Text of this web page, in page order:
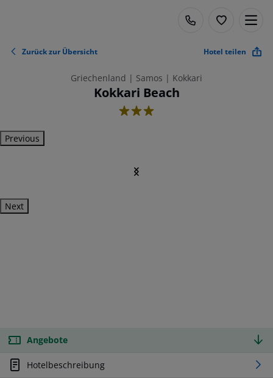
Zurück zur Übersicht Hotel teilen
Griechenland | Samos | Kokkari
Kokkari Beach
3
Previous
Next
Angebote
Hotelbeschreibung